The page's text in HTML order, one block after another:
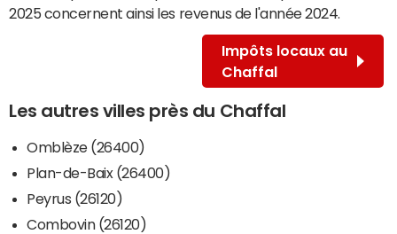
2025 concernent ainsi les revenus de l'année 2024.
Impôts locaux au
Chaffal
Les autres villes près du Chaffal
Omblèze (26400)
Plan-de-Baix (26400)
Peyrus (26120)
Combovin (26120)